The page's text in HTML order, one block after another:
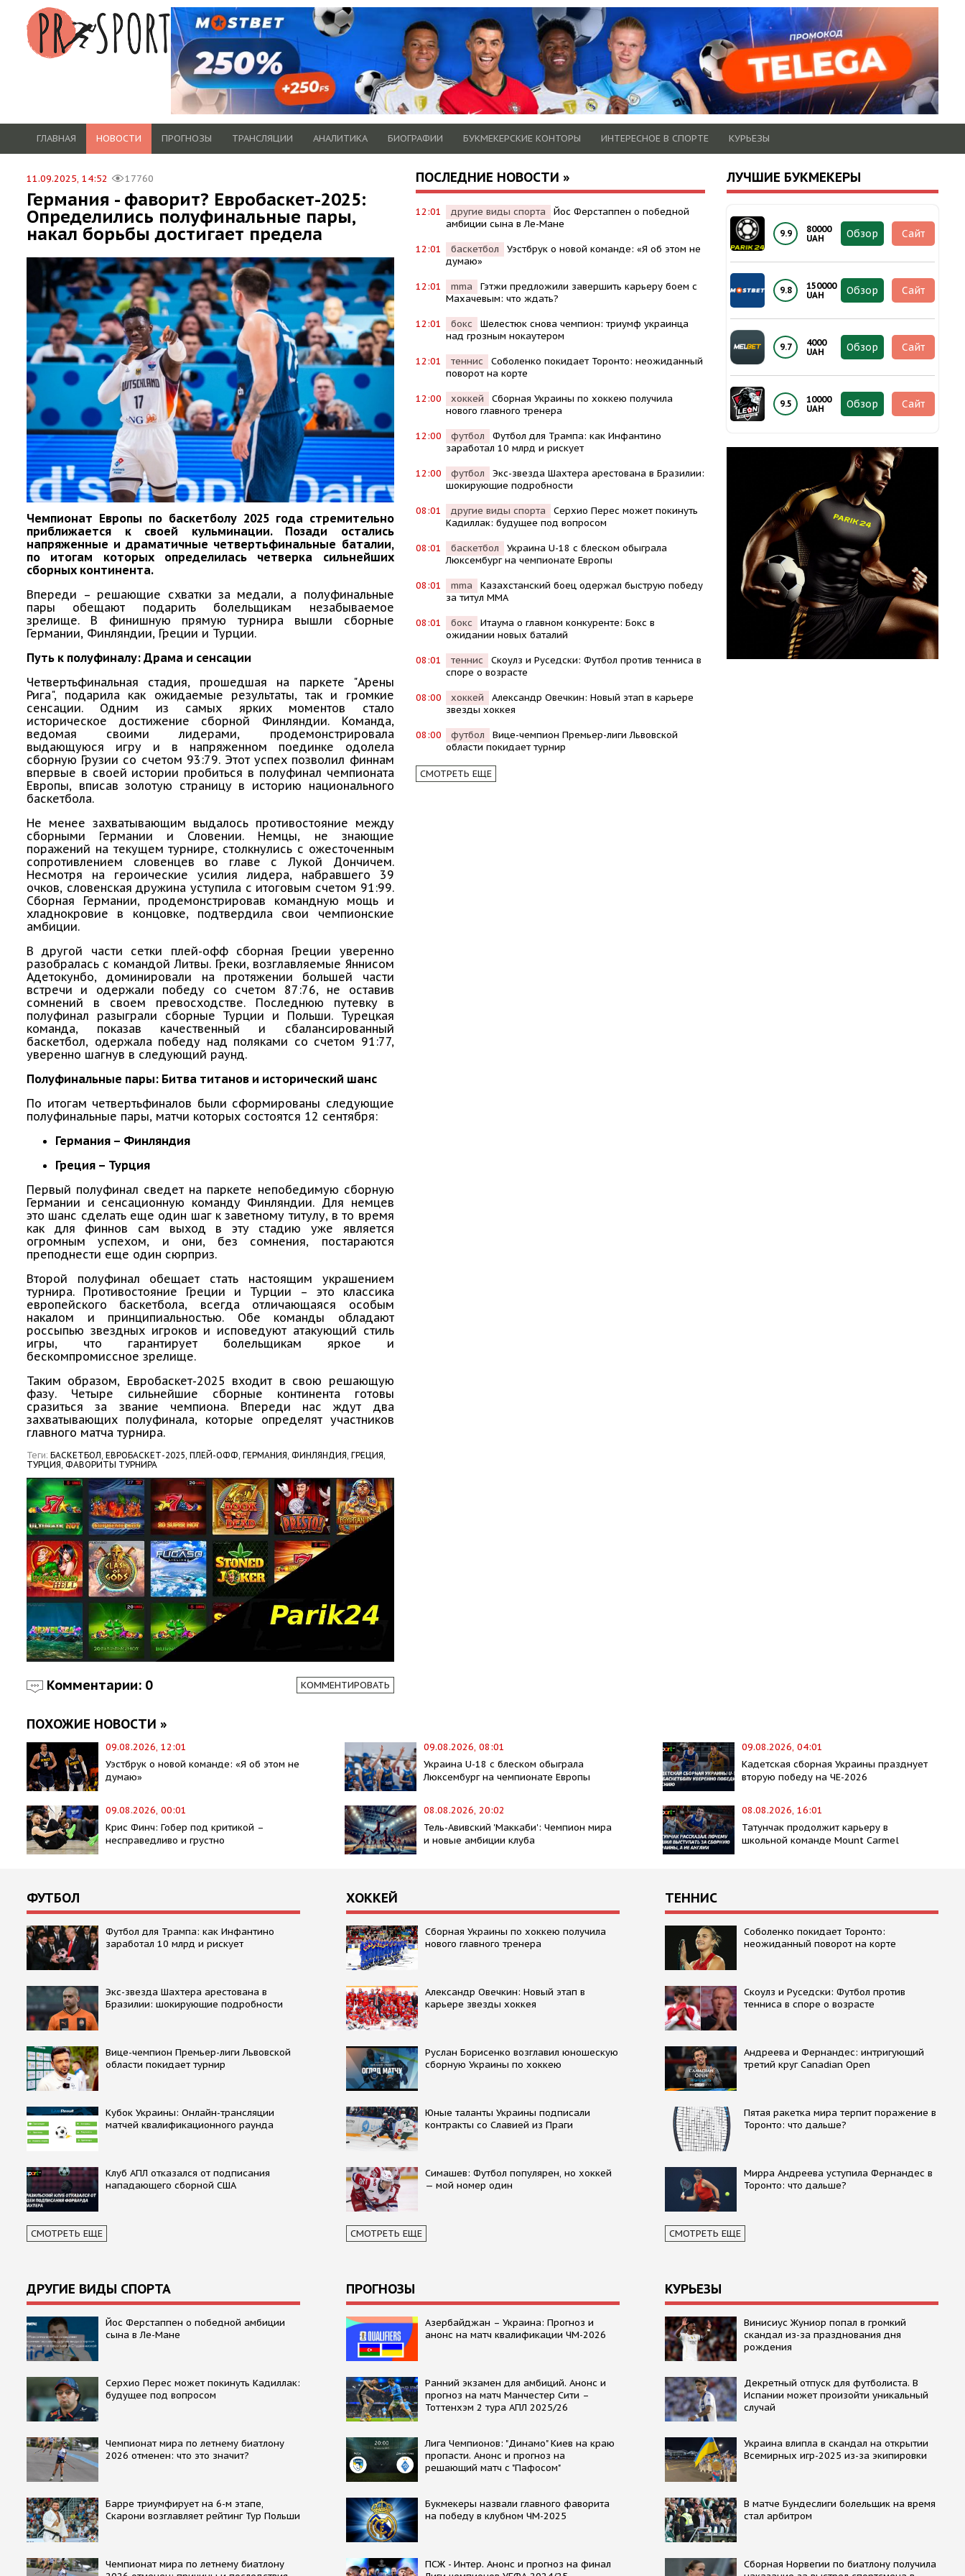
ГЛАВНАЯ НОВОСТИ ПРОГНОЗЫ ТРАНСЛЯЦИИ АНАЛИТИКА БИОГРАФИИ БУКМЕКЕРСКИЕ КОНТОРЫ ИНТЕРЕСНОЕ В СПОРТЕ КУРЬЕЗЫ
11.09.2025, 14:52 17760
Германия - фаворит? Евробаскет-2025:
Определились полуфинальные пары,
накал борьбы достигает предела
Чемпионат Европы по баскетболу 2025 года стремительно
приближается к своей кульминации. Позади остались
напряженные и драматичные четвертьфинальные баталии,
по итогам которых определилась четверка сильнейших
сборных континента.
Впереди – решающие схватки за медали, а полуфинальные
пары обещают подарить болельщикам незабываемое
зрелище. В финишную прямую турнира вышли сборные
Германии, Финляндии, Греции и Турции.
Путь к полуфиналу: Драма и сенсации
Четвертьфинальная стадия, прошедшая на паркете "Арены
Рига", подарила как ожидаемые результаты, так и громкие
сенсации. Одним из самых ярких моментов стало
историческое достижение сборной Финляндии. Команда,
ведомая своими лидерами, продемонстрировала
выдающуюся игру и в напряженном поединке одолела
сборную Грузии со счетом 93:79. Этот успех позволил финнам
впервые в своей истории пробиться в полуфинал чемпионата
Европы, вписав золотую страницу в историю национального
баскетбола.
Не менее захватывающим выдалось противостояние между
сборными Германии и Словении. Немцы, не знающие
поражений на текущем турнире, столкнулись с ожесточенным
сопротивлением словенцев во главе с Лукой Дончичем.
Несмотря на героические усилия лидера, набравшего 39
очков, словенская дружина уступила с итоговым счетом 91:99.
Сборная Германии, продемонстрировав командную мощь и
хладнокровие в концовке, подтвердила свои чемпионские
амбиции.
В другой части сетки плей-офф сборная Греции уверенно
разобралась с командой Литвы. Греки, возглавляемые Яннисом
Адетокунбо, доминировали на протяжении большей части
встречи и одержали победу со счетом 87:76, не оставив
сомнений в своем превосходстве. Последнюю путевку в
полуфинал разыграли сборные Турции и Польши. Турецкая
команда, показав качественный и сбалансированный
баскетбол, одержала победу над поляками со счетом 91:77,
уверенно шагнув в следующий раунд.
Полуфинальные пары: Битва титанов и исторический шанс
По итогам четвертьфиналов были сформированы следующие
полуфинальные пары, матчи которых состоятся 12 сентября:
Германия – Финляндия
Греция – Турция
Первый полуфинал сведет на паркете непобедимую сборную
Германии и сенсационную команду Финляндии. Для немцев
это шанс сделать еще один шаг к заветному титулу, в то время
как для финнов сам выход в эту стадию уже является
огромным успехом, и они, без сомнения, постараются
преподнести еще один сюрприз.
Второй полуфинал обещает стать настоящим украшением
турнира. Противостояние Греции и Турции – это классика
европейского баскетбола, всегда отличающаяся особым
накалом и принципиальностью. Обе команды обладают
россыпью звездных игроков и исповедуют атакующий стиль
игры, что гарантирует болельщикам яркое и
бескомпромиссное зрелище.
Таким образом, Евробаскет-2025 входит в свою решающую
фазу. Четыре сильнейшие сборные континента готовы
сразиться за звание чемпиона. Впереди нас ждут два
захватывающих полуфинала, которые определят участников
главного матча турнира.
Теги: БАСКЕТБОЛ, ЕВРОБАСКЕТ-2025, ПЛЕЙ-ОФФ, ГЕРМАНИЯ, ФИНЛЯНДИЯ, ГРЕЦИЯ,
ТУРЦИЯ, ФАВОРИТЫ ТУРНИРА
Комментарии: 0 КОММЕНТИРОВАТЬ
ПОСЛЕДНИЕ НОВОСТИ »
12:01 другие виды спорта
Йос Ферстаппен о победной
амбиции сына в Ле-Мане
12:01 баскетбол
Уэстбрук о новой команде: «Я об этом не
думаю»
12:01 mma
Гэтжи предложили завершить карьеру боем с
Махачевым: что ждать?
12:01 бокс
Шелестюк снова чемпион: триумф украинца
над грозным нокаутером
12:01 теннис
Соболенко покидает Торонто: неожиданный
поворот на корте
12:00 хоккей
Сборная Украины по хоккею получила
нового главного тренера
12:00 футбол
Футбол для Трампа: как Инфантино
заработал 10 млрд и рискует
12:00 футбол
Экс-звезда Шахтера арестована в Бразилии:
шокирующие подробности
08:01 другие виды спорта
Серхио Перес может покинуть
Кадиллак: будущее под вопросом
08:01 баскетбол
Украина U-18 с блеском обыграла
Люксембург на чемпионате Европы
08:01 mma
Казахстанский боец одержал быструю победу
за титул MMA
08:01 бокс
Итаума о главном конкуренте: Бокс в
ожидании новых баталий
08:01 теннис
Скоулз и Руседски: Футбол против тенниса в
споре о возрасте
08:00 хоккей
Александр Овечкин: Новый этап в карьере
звезды хоккея
08:00 футбол
Вице-чемпион Премьер-лиги Львовской
области покидает турнир
СМОТРЕТЬ ЕЩЕ
ЛУЧШИЕ БУКМЕКЕРЫ
9.9
80000
UAH
Обзор Сайт
9.8
150000
UAH
Обзор Сайт
9.7
4000
UAH
Обзор Сайт
9.5
10000
UAH
Обзор Сайт
ПОХОЖИЕ НОВОСТИ »
09.08.2026, 12:01
Уэстбрук о новой команде: «Я об этом не
думаю»
09.08.2026, 08:01
Украина U-18 с блеском обыграла
Люксембург на чемпионате Европы
09.08.2026, 04:01
Кадетская сборная Украины празднует
вторую победу на ЧЕ-2026
09.08.2026, 00:01
Крис Финч: Гобер под критикой –
несправедливо и грустно
08.08.2026, 20:02
Тель-Авивский 'Маккаби': Чемпион мира
и новые амбиции клуба
08.08.2026, 16:01
Татунчак продолжит карьеру в
школьной команде Mount Carmel
ФУТБОЛ
Футбол для Трампа: как Инфантино
заработал 10 млрд и рискует
Экс-звезда Шахтера арестована в
Бразилии: шокирующие подробности
Вице-чемпион Премьер-лиги Львовской
области покидает турнир
Кубок Украины: Онлайн-трансляции
матчей квалификационного раунда
Клуб АПЛ отказался от подписания
нападающего сборной США
СМОТРЕТЬ ЕЩЕ
ХОККЕЙ
Сборная Украины по хоккею получила
нового главного тренера
Александр Овечкин: Новый этап в
карьере звезды хоккея
Руслан Борисенко возглавил юношескую
сборную Украины по хоккею
Юные таланты Украины подписали
контракты со Славией из Праги
Симашев: Футбол популярен, но хоккей
— мой номер один
СМОТРЕТЬ ЕЩЕ
ТЕННИС
Соболенко покидает Торонто:
неожиданный поворот на корте
Скоулз и Руседски: Футбол против
тенниса в споре о возрасте
Андреева и Фернандес: интригующий
третий круг Canadian Open
Пятая ракетка мира терпит поражение в
Торонто: что дальше?
Мирра Андреева уступила Фернандес в
Торонто: что дальше?
СМОТРЕТЬ ЕЩЕ
ДРУГИЕ ВИДЫ СПОРТА
Йос Ферстаппен о победной амбиции
сына в Ле-Мане
Серхио Перес может покинуть Кадиллак:
будущее под вопросом
Чемпионат мира по летнему биатлону
2026 отменен: что это значит?
Барре триумфирует на 6-м этапе,
Скарони возглавляет рейтинг Тур Польши
Чемпионат мира по летнему биатлону
ПРОГНОЗЫ
Азербайджан – Украина: Прогноз и
анонс на матч квалификации ЧМ-2026
Ранний экзамен для амбиций. Анонс и
прогноз на матч Манчестер Сити –
Тоттенхэм 2 тура АПЛ 2025/26
Лига Чемпионов: "Динамо" Киев на краю
пропасти. Анонс и прогноз на
решающий матч с "Пафосом"
Букмекеры назвали главного фаворита
на победу в клубном ЧМ-2025
ПСЖ - Интер. Анонс и прогноз на финал
КУРЬЕЗЫ
Винисиус Жуниор попал в громкий
скандал из-за празднования дня
рождения
Декретный отпуск для футболиста. В
Испании может произойти уникальный
случай
Украина влипла в скандал на открытии
Всемирных игр-2025 из-за экипировки
В матче Бундеслиги болельщик на время
стал арбитром
Сборная Норвегии по биатлону получила